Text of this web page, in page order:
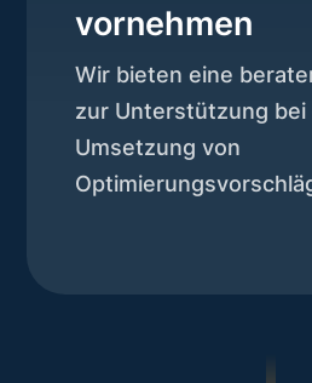
vornehmen
Wir bieten eine
zur Unterstützung bei
Umsetzung von